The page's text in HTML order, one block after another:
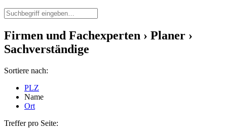
Firmen und Fachexperten › Planer ›
Sachverständige
Sortiere nach:
PLZ
Name
Ort
Treffer pro Seite: